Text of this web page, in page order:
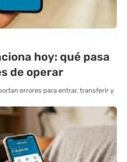
hoy: qué pasa
de operar
errores para entrar, transferir y